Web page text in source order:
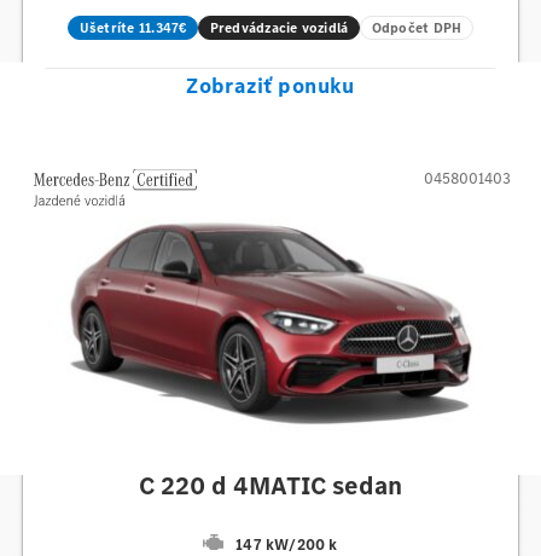
Ušetríte 11.347€ Predvádzacie vozidlá Odpočet DPH
Zobraziť ponuku
C 220 d 4MATIC sedan
147 kW/200 k
0458001403